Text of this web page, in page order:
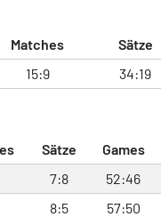
Matches Sätze
15:9 34:19
Sätze Games
7:8 52:46
8:5 57:50